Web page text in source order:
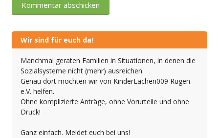
Wir sind für euch da!
Manchmal geraten Familien in Situationen, in denen die
Sozialsysteme nicht (mehr) ausreichen.
Genau dort möchten wir von KinderLachen009 Rügen
e.V. helfen.
Ohne komplizierte Anträge, ohne Vorurteile und ohne
Druck!
Ganz einfach. Meldet euch bei uns!